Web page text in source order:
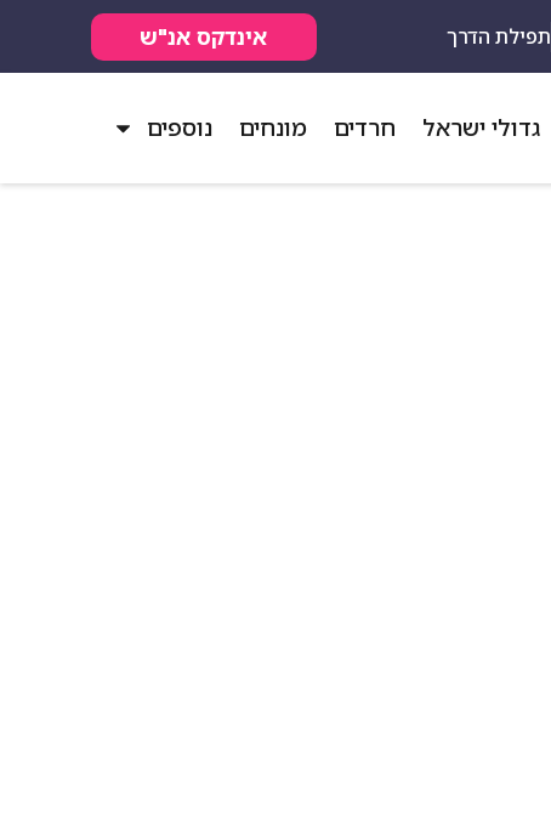
תפילת הדרך אינדקס אנ"ש
גדולי ישראל חרדים מונחים נוספים